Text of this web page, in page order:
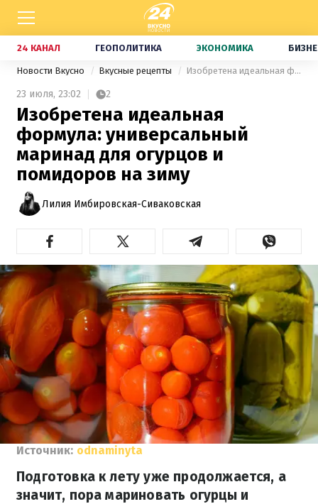
24 КАНАЛ ГЕОПОЛИТИКА ЭКОНОМИКА
Новости Вкусно Вкусные рецепты Изобретена идеальная формула: универсальный маринад для огурцов и помидоров на зиму
23 июля, 23:02 2
Изобретена идеальная
формула: универсальный
маринад для огурцов и
помидоров на зиму
Лилия Имбировская-Сиваковская
Источник: odnaminyta
Подготовка к лету уже продолжается, а
значит, пора мариновать огурцы и